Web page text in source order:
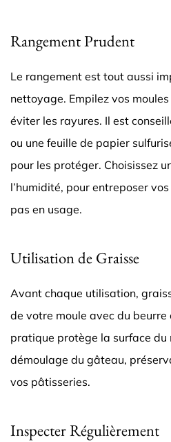
Rangement Prudent
Le rangement est tout aussi
nettoyage. Empilez vos
éviter les rayures. Il est
ou une feuille de papier
pour les protéger. Choisissez
l’humidité, pour entreposer
pas en usage.
Utilisation de Graisse
Avant chaque utilisation,
de votre moule avec du beurre
pratique protège la surface du
démoulage du gâteau,
vos pâtisseries.
Inspecter Régulièrement